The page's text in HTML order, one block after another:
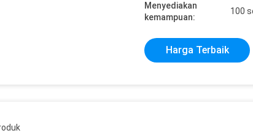
Menyediakan
kemampuan:
100
Harga Terbaik